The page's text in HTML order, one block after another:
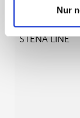
Nur
STENA LINE